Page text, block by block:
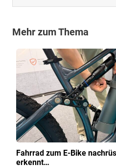
Mehr zum Thema
Fahrrad zum E-Bike
erkennt…